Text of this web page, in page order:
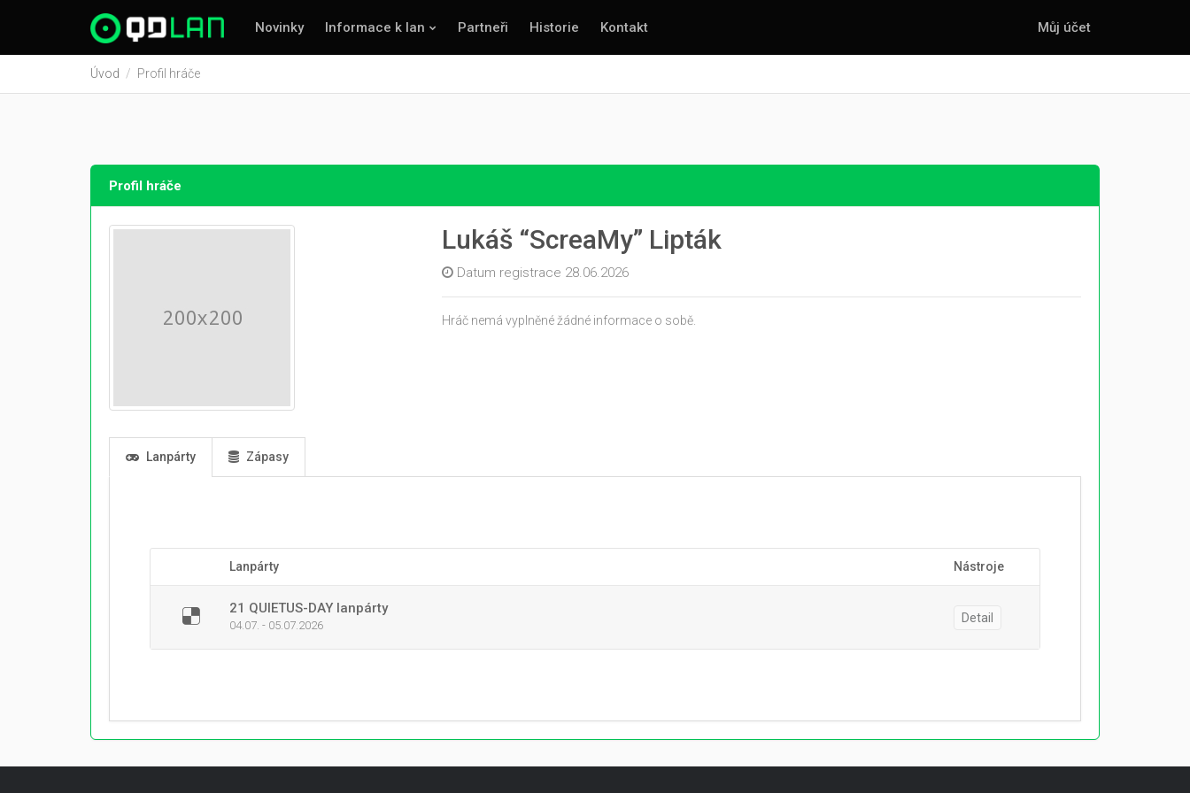
Novinky Informace k lan Partneři Historie Kontakt Můj účet
Úvod Profil hráče
Profil hráče
Lukáš “ScreaMy” Lipták
Datum registrace 28.06.2026
Hráč nemá vyplněné žádné informace o sobě.
Lanpárty Zápasy
Lanpárty Nástroje
21 QUIETUS-DAY lanpárty
04.07. - 05.07.2026
Detail